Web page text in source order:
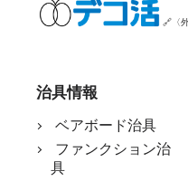
🔗〈
治具情報
ベアボード治具
ファンクション治
具